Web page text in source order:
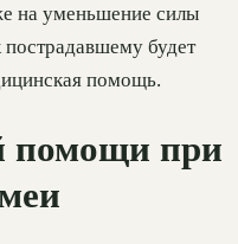
на уменьшение силы
пострадавшему будет
помощь.
помощи при